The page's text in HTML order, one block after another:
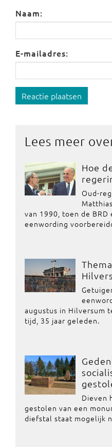
Naam:
E-mailadres:
Reactie plaatsen
Lees meer
Hoe
Oud-
van 1990, toen de BRD
eenwording
augustus in Hilversum
tijd, 35 jaar geleden.
Dieven
gestolen van een
diefstal staat mogelijk